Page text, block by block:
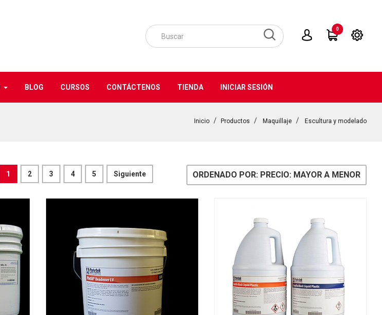
0
BLOG CURSOS CONTÁCTENOS TIENDA INICIAR SESIÓN
Inicio Productos Maquillaje Escultura y modelado
1 2 3 4 5 Siguiente ORDENADO POR: PRECIO: MAYOR A MENOR